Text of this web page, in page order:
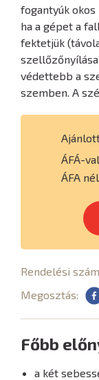
fogantyúk
ha a gépet a
fektetjük
védettebb a
szemben. A
ÁFÁ-
ÁFA
Rendelési
Megosztás:
Főbb
a két